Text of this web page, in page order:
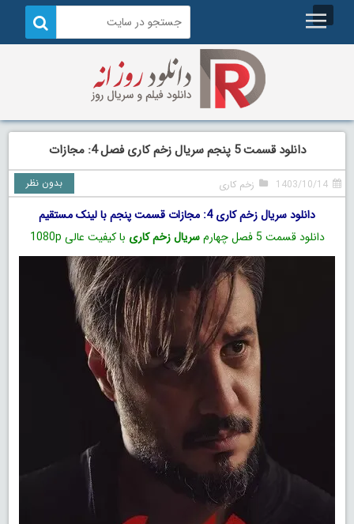
دانلود قسمت 5 پنجم سریال زخم کاری فصل 4: مجازات
1403/10/14 زخم کاری بدون نظر
دانلود سریال زخم کاری 4: مجازات قسمت پنجم با لینک مستقیم
دانلود قسمت 5 فصل چهارم
سریال زخم کاری با کیفیت عالی 1080p